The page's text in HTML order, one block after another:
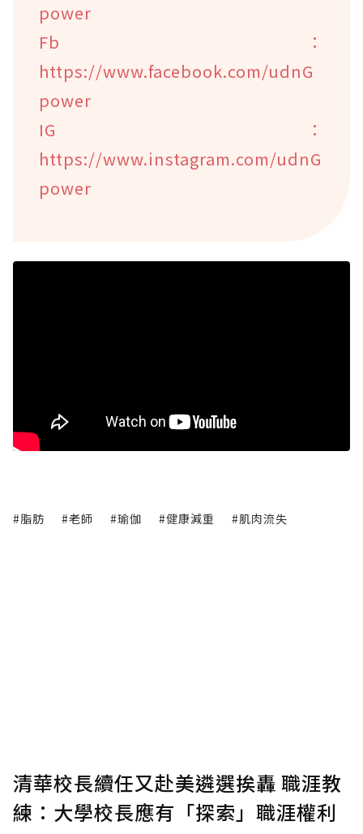
power
Fb：
https://www.facebook.com/udnG
power
IG：
https://www.instagram.com/udnG
power
#脂肪 #老師 #瑜伽 #健康減重 #肌肉流失
清華校長續任又赴美遴選挨轟 職涯教
練：大學校長應有「探索」職涯權利